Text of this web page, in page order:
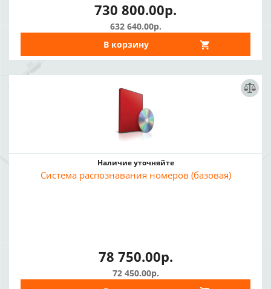
730 800.00р.
632 640.00р.
В корзину
Наличие уточняйте
Система распознавания номеров (базовая)
78 750.00р.
72 450.00р.